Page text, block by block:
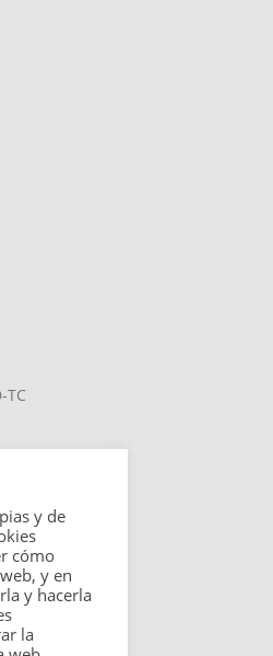
TC
y de
cómo
y en
y hacerla
la